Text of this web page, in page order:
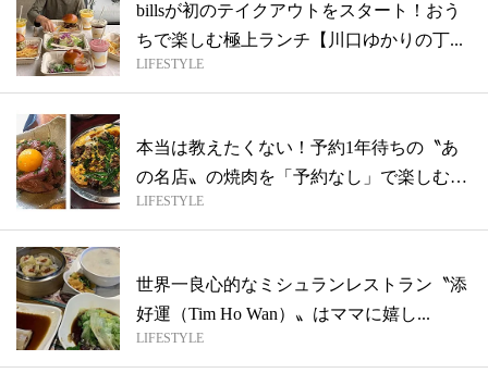
billsが初のテイクアウトをスタート！おう
ちで楽しむ極上ランチ【川口ゆかりの丁...
LIFESTYLE
本当は教えたくない！予約1年待ちの〝あ
の名店〟の焼肉を「予約なし」で楽しむ方
法
LIFESTYLE
世界一良心的なミシュランレストラン〝添
好運（Tim Ho Wan）〟はママに嬉し...
LIFESTYLE